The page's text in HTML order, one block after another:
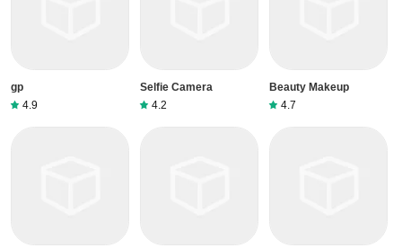
gp
4.9
Selfie Camera
4.2
Beauty Makeup
4.7